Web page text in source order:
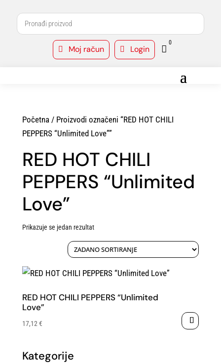
 Moj račun  Login 
0
Početna/ Proizvodi označeni “RED HOT CHILI
PEPPERS “Unlimited Love””
RED HOT CHILI
PEPPERS “Unlimited
Love”
Prikazuje se jedan rezultat
RED HOT CHILI PEPPERS “Unlimited
Love”
17,12 €
Kategorije